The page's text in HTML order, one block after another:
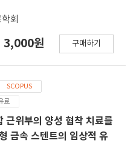
회
3,000원 구매하기
SCOPUS
료
근위부의 양성 협착 치료를
금속 스텐트의 임상적 유